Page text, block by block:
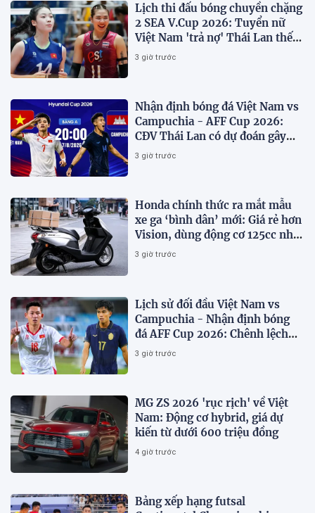
Lịch thi đấu bóng chuyền chặng
2 SEA V.Cup 2026: Tuyển nữ
Việt Nam 'trả nợ' Thái Lan thế
nào?
3 giờ trước
Nhận định bóng đá Việt Nam vs
Campuchia - AFF Cup 2026:
CĐV Thái Lan có dự đoán gây
sốt
3 giờ trước
Honda chính thức ra mắt mẫu
xe ga ‘bình dân’ mới: Giá rẻ hơn
Vision, dùng động cơ 125cc như
SH Mode
3 giờ trước
Lịch sử đối đầu Việt Nam vs
Campuchia - Nhận định bóng
đá AFF Cup 2026: Chênh lệch
đẳng cấp
3 giờ trước
MG ZS 2026 'rục rịch' về Việt
Nam: Động cơ hybrid, giá dự
kiến từ dưới 600 triệu đồng
4 giờ trước
Bảng xếp hạng futsal